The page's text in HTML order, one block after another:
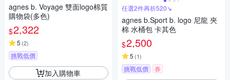
agnes b. Voyage 雙面logo棉質
購物袋(多色)
$2,322
5 (2)
挑戰低價
加入購物車
任選2件再折520↘
agnes b.Sport b. logo 尼龍 夾
棉 水桶包 卡其色
$2,500
5 (1)
挑戰低價 券